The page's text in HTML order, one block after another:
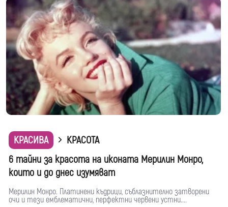
КРАСИВА
КРАСОТА
6 тайни за красота на иконата Мерилин Монро,
които и до днес изумяват
Мерилин Монро. Платинени къдрици, съблазнително затворени
очи и тези емблематични, перфектни червени устни....